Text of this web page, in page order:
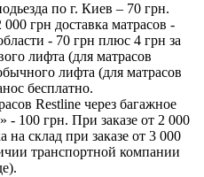
по г. Киев – 70 грн.
грн доставка матрасов -
- 70 грн плюс 4 грн за
лифта (для матрасов
лифта (для матрасов
бесплатно.
Restline через багажное
- 100 грн. При заказе от 2 000
на склад при заказе от 3 000
транспортной компании